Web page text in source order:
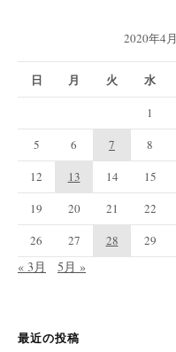
2020年4月
日 月 火 水
1
5
6 7 8
12
13 14 15
19
20 21 22
26
27 28 29
« 3月 5月 »
最近の投稿